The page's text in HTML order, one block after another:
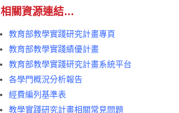
相關資源連結…
教育部教學實踐研究計畫專頁
教育部教學實踐績優計畫
教育部教學實踐研究計畫系統平台
各學門概況分析報告
經費編列基準表
教學實踐研究計畫相關常見問題